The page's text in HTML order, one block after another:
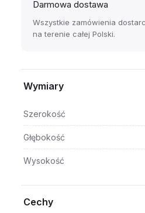
Darmowa dostawa
Wszystkie zamówienia
na terenie całej Polski.
Wymiary
Szerokość
Głębokość
Wysokość
Cechy